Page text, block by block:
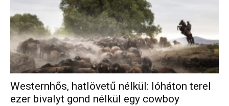
Westernhős, hatlövetű nélkül: lóháton terel
ezer bivalyt gond nélkül egy cowboy